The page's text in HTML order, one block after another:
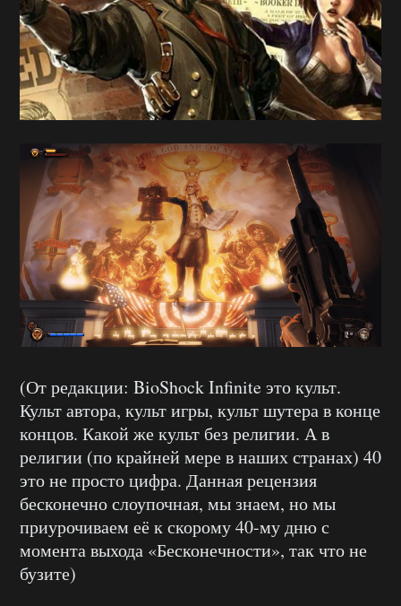
(От редакции: BioShock Infinite это культ.
Культ автора, культ игры, культ шутера в конце
концов. Какой же культ без религии. А в
религии (по крайней мере в наших странах) 40
это не просто цифра. Данная рецензия
бесконечно слоупочная, мы знаем, но мы
приурочиваем её к скорому 40-му дню с
момента выхода «Бесконечности», так что не
бузите)